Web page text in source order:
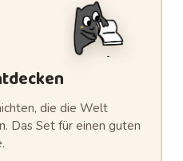
die die Welt
Das Set für einen guten